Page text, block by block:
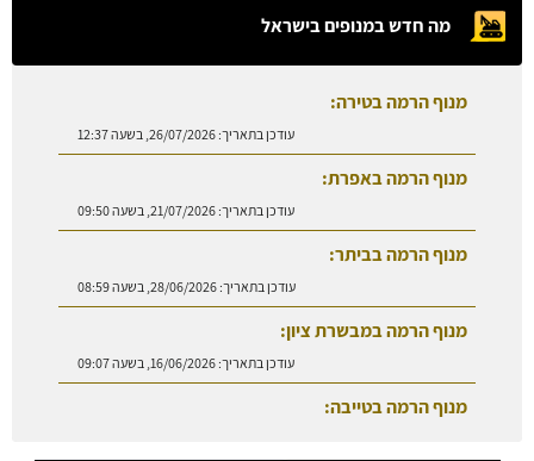
מה חדש במנופים בישראל
מנוף הרמה בטירה:
עודכן בתאריך:26/07/2026, בשעה 12:37
מנוף הרמה באפרת:
עודכן בתאריך:21/07/2026, בשעה 09:50
מנוף הרמה בביתר:
עודכן בתאריך:28/06/2026, בשעה 08:59
מנוף הרמה במבשרת ציון:
עודכן בתאריך:16/06/2026, בשעה 09:07
מנוף הרמה בטייבה: